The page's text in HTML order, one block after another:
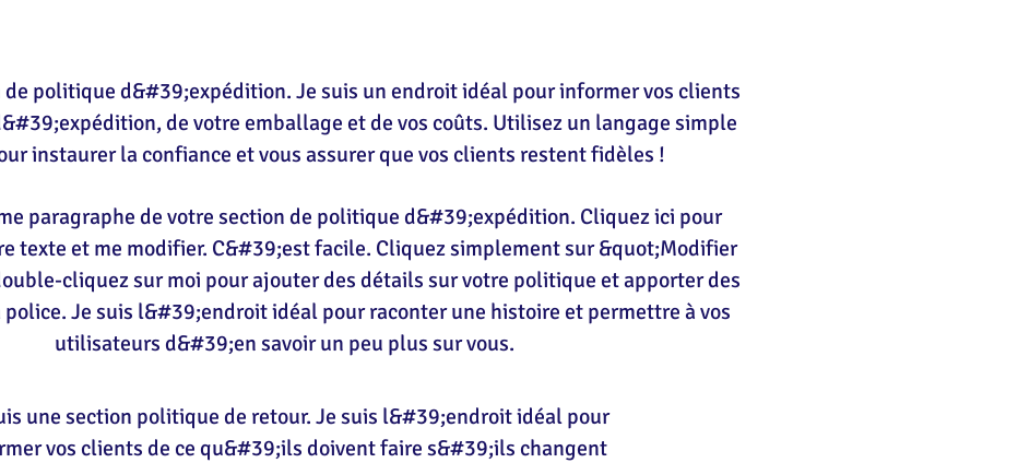
de politique d&#39;expédition. Je suis un endroit idéal pour informer vos clients
de votre emballage et de vos coûts. Utilisez un langage simple
instaurer la confiance et vous assurer que vos clients restent fidèles !
paragraphe de votre section de politique d&#39;expédition. Cliquez ici pour
texte et me modifier. C&#39;est facile. Cliquez simplement sur &quot;Modifier
cliquez sur moi pour ajouter des détails sur votre politique et apporter des
Je suis l&#39;endroit idéal pour raconter une histoire et permettre à vos
utilisateurs d&#39;en savoir un peu plus sur vous.
une section politique de retour. Je suis l&#39;endroit idéal pour
vos clients de ce qu&#39;ils doivent faire s&#39;ils changent